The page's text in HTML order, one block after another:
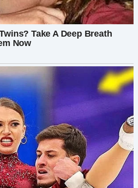
нам внуков.
Я никак не ожидала
узнали? — пролепетала я.
торжеством.
твоим бывшим мужем, и он
Что ушёл от тебя, потому что
детей. — Она склонила
мою реакцию. — Так что